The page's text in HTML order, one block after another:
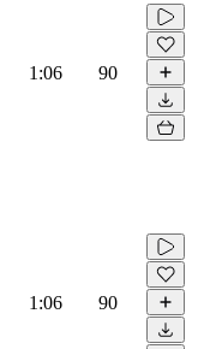
1:06 90
1:06 90